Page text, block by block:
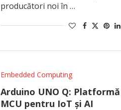
producători noi în …
Embedded Computing
Arduino UNO Q:
MCU pentru IoT și AI